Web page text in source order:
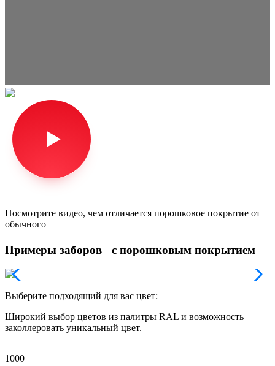
Посмотрите видео, чем отличается порошковое покрытие от
обычного
Примеры заборов с порошковым покрытием
Выберите подходящий для вас цвет:
Широкий выбор цветов из палитры RAL и возможность
заколлеровать уникальный цвет.
1000